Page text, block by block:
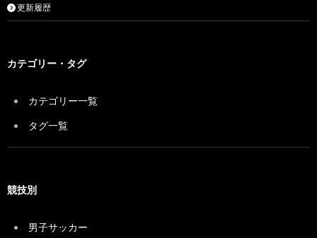
更新履歴
カテゴリー・タグ
カテゴリー一覧
タグ一覧
競技別
男子サッカー